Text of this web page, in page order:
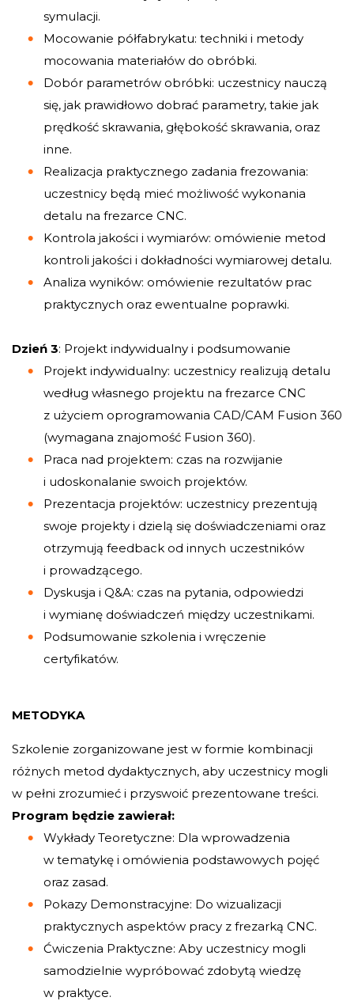
symulacji.
Mocowanie półfabrykatu: techniki i metody
mocowania materiałów do obróbki.
Dobór parametrów obróbki: uczestnicy nauczą
się, jak prawidłowo dobrać parametry, takie jak
prędkość skrawania, głębokość skrawania, oraz
inne.
Realizacja praktycznego zadania frezowania:
uczestnicy będą mieć możliwość wykonania
detalu na frezarce CNC.
Kontrola jakości i wymiarów: omówienie metod
kontroli jakości i dokładności wymiarowej detalu.
Analiza wyników: omówienie rezultatów prac
praktycznych oraz ewentualne poprawki.
Dzień 3: Projekt indywidualny i podsumowanie
Projekt indywidualny: uczestnicy realizują detalu
według własnego projektu na frezarce CNC
z użyciem oprogramowania CAD/CAM Fusion 360
(wymagana znajomość Fusion 360).
Praca nad projektem: czas na rozwijanie
i udoskonalanie swoich projektów.
Prezentacja projektów: uczestnicy prezentują
swoje projekty i dzielą się doświadczeniami oraz
otrzymują feedback od innych uczestników
i prowadzącego.
Dyskusja i Q&A: czas na pytania, odpowiedzi
i wymianę doświadczeń między uczestnikami.
Podsumowanie szkolenia i wręczenie
certyfikatów.
METODYKA
Szkolenie zorganizowane jest w formie kombinacji
różnych metod dydaktycznych, aby uczestnicy mogli
w pełni zrozumieć i przyswoić prezentowane treści.
Program będzie zawierał:
Wykłady Teoretyczne: Dla wprowadzenia
w tematykę i omówienia podstawowych pojęć
oraz zasad.
Pokazy Demonstracyjne: Do wizualizacji
praktycznych aspektów pracy z frezarką CNC.
Ćwiczenia Praktyczne: Aby uczestnicy mogli
samodzielnie wypróbować zdobytą wiedzę
w praktyce.